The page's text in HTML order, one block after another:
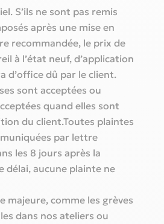
S’ils ne sont pas remis
après une mise en
recommandée, le prix de
à l’état neuf, d’application
d’office dû par le client.
sont acceptées ou
quand elles sont
du client.Toutes plaintes
par lettre
les 8 jours après la
délai, aucune plainte ne
majeure, comme les grèves
dans nos ateliers ou